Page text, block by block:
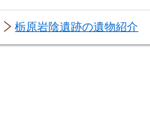
栃原岩陰遺跡の遺物紹介